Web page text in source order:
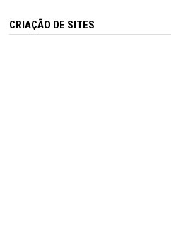
CRIAÇÃO DE SITES